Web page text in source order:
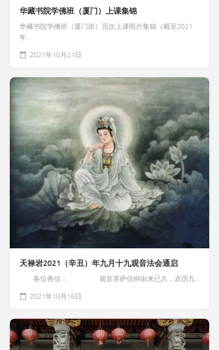
华藏书院学佛班（厦门）上课集锦
华藏书院学佛班（厦门班）历次上课照片集锦（截至2021
年...
2021年10月21日
天禄岩2021（辛丑）年九月十九观音法会通启
各位善信： 观音菩萨信仰由来已久，农历九...
2021年10月16日